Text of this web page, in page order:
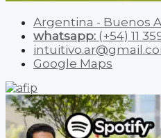
Argentina - Buenos
whatsapp: (+54) 11
Google Maps